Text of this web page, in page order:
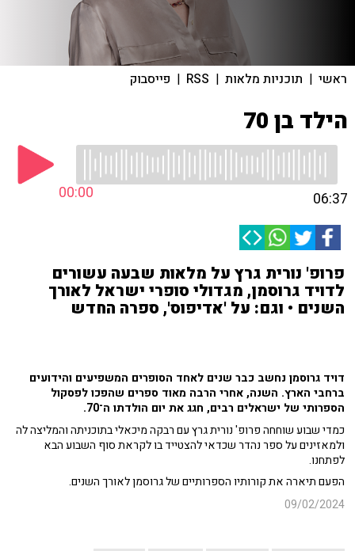
ראשי | תוכניות מלאות |
RSS
| פייסבוק
הילד בן 70
00:00 06:37
פרופ' נורית גרץ על מלאות שבעה עשורים
לדויד גרוסמן, מגדולי סופרי ישראל לאורך
השנים • וגם: על 'אדיפוס', ספרה החדש
דויד גרוסמן נחשב כבר שנים לאחד הסופרים המשפיעים והידועים
ברחבי הארץ. השנה, אחרי הרבה מאוד ספרים שהפכו לפסקול
הספרותי של ישראלים רבים, חגג את יום הולדתו ה־70.
כמדי שבוע שוחחה פרופ' נורית גרץ עם רבקה מיכאלי בתוכניתה והמליצה לה
ולמאזינים על ספר נהדר שכדאי להצטייד בו לקראת סוף השבוע הבא
לפתחנו.
הפעם תיארה את קורותיו הספרותיים של גרוסמן לאורך השנים.
09/02/2024